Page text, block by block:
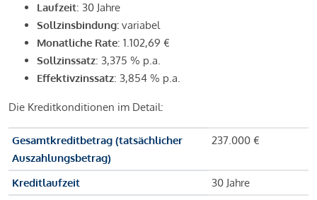
Laufzeit: 30 Jahre
Sollzinsbindung: variabel
Monatliche Rate: 1.102,69 €
Sollzinssatz: 3,375 % p.a.
Effektivzinssatz: 3,854 % p.a.
Die Kreditkonditionen im Detail:
Gesamtkreditbetrag (tatsächlicher
Auszahlungsbetrag)
237.000 €
Kreditlaufzeit
30 Jahre